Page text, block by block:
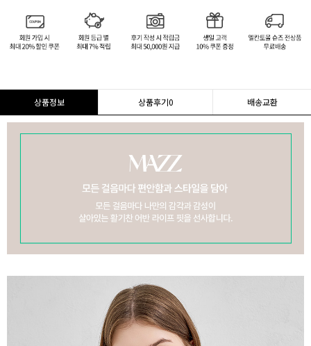
상품정보 상품후기0 배송교환